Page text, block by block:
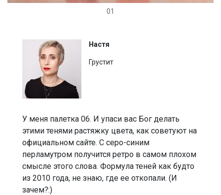
01
Настя
Грустит
У меня палетка 06. И упаси вас Бог делать
этими тенями растяжку цвета, как советуют на
официальном сайте. С серо-синим
перламутром получится ретро в самом плохом
смысле этого слова. Формула теней как будто
из 2010 года, не знаю, где ее откопали. (И
зачем?:)